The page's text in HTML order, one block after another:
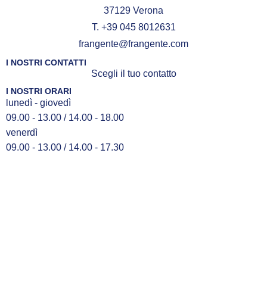
37129 Verona
T. +39 045 8012631
frangente@frangente.com
I NOSTRI CONTATTI
Scegli il tuo contatto
I NOSTRI ORARI
lunedì - giovedì
09.00 - 13.00 / 14.00 - 18.00
venerdì
09.00 - 13.00 / 14.00 - 17.30